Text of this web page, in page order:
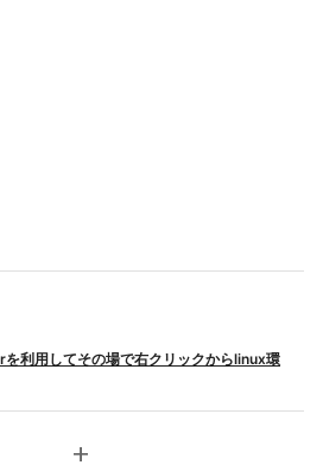
利用してその場で右クリックからlinux環
add